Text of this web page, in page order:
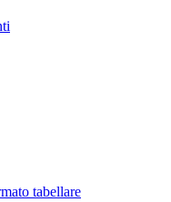
tabellare